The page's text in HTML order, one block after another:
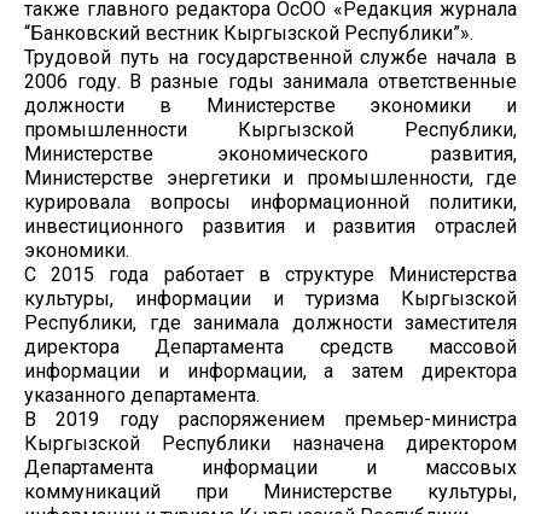
также главного редактора ОсОО «Редакция журнала
“Банковский вестник Кыргызской Республики”».
Трудовой путь на государственной службе начала в
2006 году. В разные годы занимала ответственные
должности в Министерстве экономики и
промышленности Кыргызской Республики,
Министерстве экономического развития,
Министерстве энергетики и промышленности, где
курировала вопросы информационной политики,
инвестиционного развития и развития отраслей
экономики.
С 2015 года работает в структуре Министерства
культуры, информации и туризма Кыргызской
Республики, где занимала должности заместителя
директора Департамента средств массовой
информации и информации, а затем директора
указанного департамента.
В 2019 году распоряжением премьер-министра
Кыргызской Республики назначена директором
Департамента информации и массовых
коммуникаций при Министерстве культуры,